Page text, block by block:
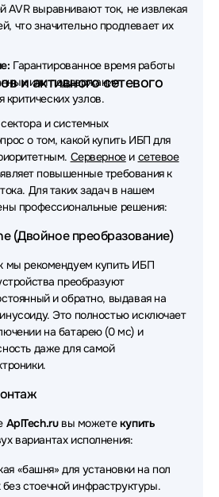
питания (ИБП - UPS)
БАСТИОН
питания (ИБП - UPS)
Legrand
питания (ИБП - UPS)
SMARTWATT
питания (ИБП - UPS) ITK
питания (ИБП - UPS)
Vertiv
питания (ИБП - UPS)
питания (ИБП - UPS)
MARSRIVA
питания (ИБП - UPS)
ELTENA
ACD
питания (ИБП - UPS)
Astergo
питания (ИБП - UPS)
ADC
AVR выравнивают ток, не извлекая
что значительно продлевает их
Гарантированное время работы
или поддержания
критических узлов.
и активного сетевого
и системных
о том, какой купить ИБП для
Серверноеи сетевое
повышенные требования к
Для таких задач в нашем
профессиональные решения:
(Двойное преобразование)
мы рекомендуем купить ИБП
преобразуют
и обратно, выдавая на
Это полностью исключает
на батарею (0 мс) и
даже для самой
AplTech.ruвы можетекупить
вариантах исполнения:
«башня» для установки на пол
стоечной инфраструктуры.